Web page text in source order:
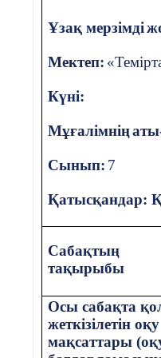
Сабақтың әдіс-
жинақтау,
ойлау» технологиясы
Сабақтың
аудитория
Тақырыбы:
өсімдіктері мен
Ойлау
Ұзақ мерзімді
Мектеп:
Күні:
Мұғалімнің
Сынып: 7
Қатысқандар:
Сабақтың
тақырыбы
Осы сабақта
жеткізілетін оқу
мақсаттары